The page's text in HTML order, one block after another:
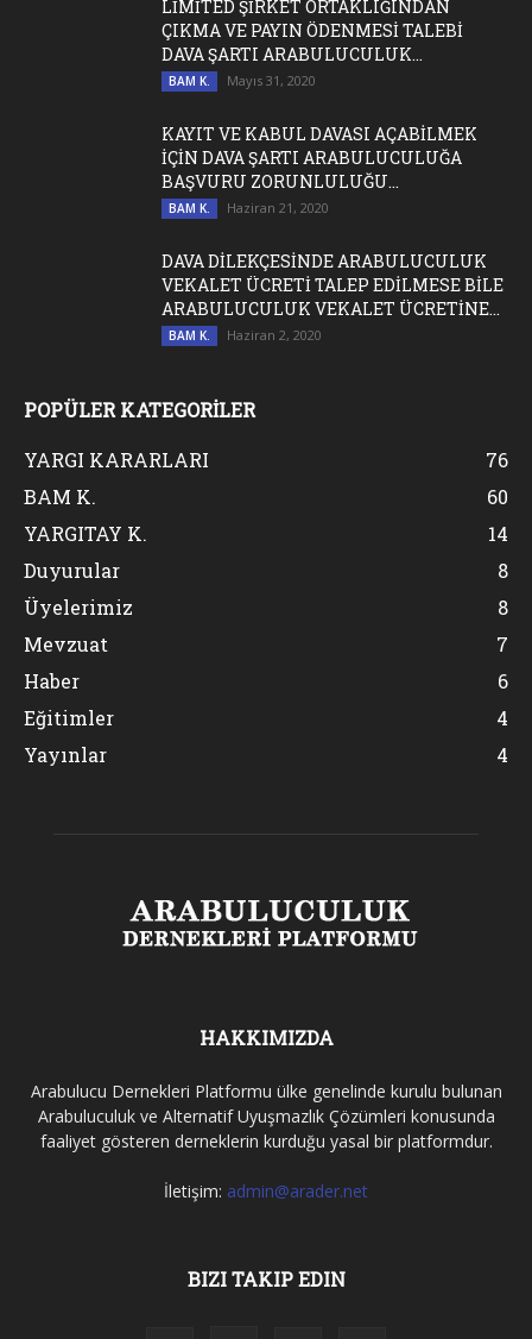
LİMİTED ŞİRKET ORTAKLIĞINDAN
ÇIKMA VE PAYIN ÖDENMESİ TALEBİ
DAVA ŞARTI ARABULUCULUK...
BAM K. Mayıs 31, 2020
KAYIT VE KABUL DAVASI AÇABİLMEK
İÇİN DAVA ŞARTI ARABULUCULUĞA
BAŞVURU ZORUNLULUĞU...
BAM K. Haziran 21, 2020
DAVA DİLEKÇESİNDE ARABULUCULUK
VEKALET ÜCRETİ TALEP EDİLMESE BİLE
ARABULUCULUK VEKALET ÜCRETİNE...
BAM K. Haziran 2, 2020
POPÜLER KATEGORİLER
YARGI KARARLARI
76
BAM K.
60
YARGITAY K.
14
Duyurular
8
Üyelerimiz
8
Mevzuat
7
Haber
6
Eğitimler
4
Yayınlar
4
HAKKIMIZDA
Arabulucu Dernekleri Platformu ülke genelinde kurulu bulunan
Arabuluculuk ve Alternatif Uyuşmazlık Çözümleri konusunda
faaliyet gösteren derneklerin kurduğu yasal bir platformdur.
İletişim: admin@arader.net
BIZI TAKIP EDIN